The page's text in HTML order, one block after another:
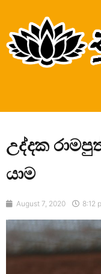
උද්දක
යාම
August 7, 2020 8:12